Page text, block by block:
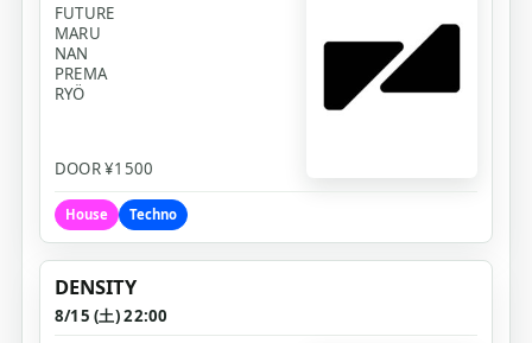
FUTURE
MARU
NAN
PREMA
RYÖ
DOOR ¥1500
House Techno
DENSITY
8/15 (土) 22:00